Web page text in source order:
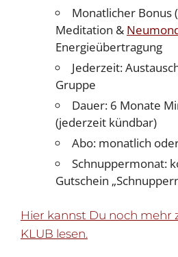
Monatlicher Bonus
Meditation &
Energieübertragung
Jederzeit:
Gruppe
Dauer: 6 Monate
(jederzeit kündbar)
Abo: monatlich
Schnuppermonat:
Gutschein
Hier kannst Du noch mehr
KLUB lesen.